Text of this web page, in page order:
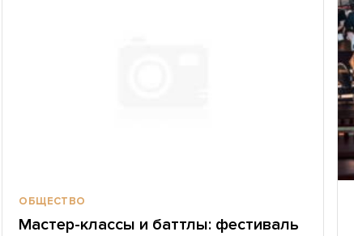
ОБЩЕСТВО
Мастер-классы и баттлы: фестиваль